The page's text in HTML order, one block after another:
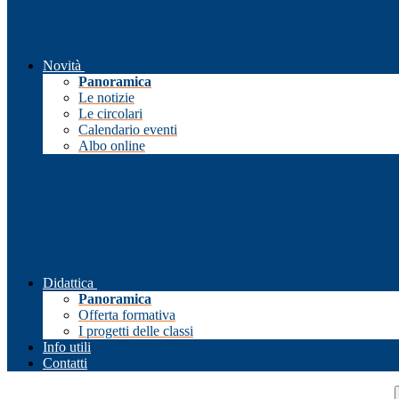
Novità
Panoramica
Le notizie
Le circolari
Calendario eventi
Albo online
Didattica
Panoramica
Offerta formativa
I progetti delle classi
Info utili
Contatti